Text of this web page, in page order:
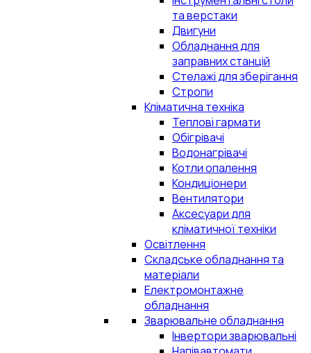
та верстаки
Двигуни
Обладнання для
заправних станцій
Стелажі для зберігання
Стропи
Кліматична техніка
Теплові гармати
Обігрівачі
Водонагрівачі
Котли опалення
Кондиціонери
Вентилятори
Аксесуари для
кліматичної техніки
Освітлення
Складське обладнання та
матеріали
Електромонтажне
обладнання
Зварювальне обладнання
Інвертори зварювальні